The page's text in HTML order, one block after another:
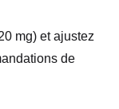
mg) et ajustez
de